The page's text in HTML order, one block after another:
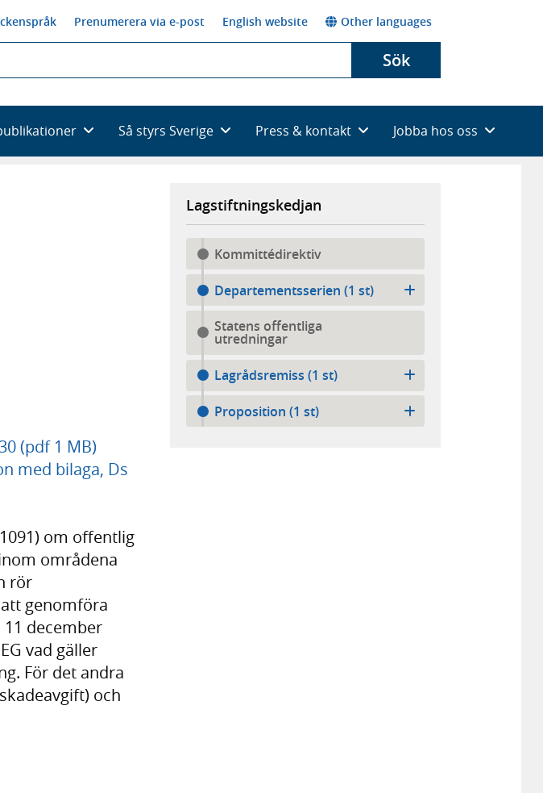
Prenumerera via e-post English website Other languages
Sök
Så styrs Sverige Press & kontakt Jobba hos oss
(pdf 1 MB)
med bilaga, Ds
om offentlig
områdena
rör
genomföra
december
vad gäller
För det andra
och
Lagstiftningskedjan
Kommittédirektiv
Departementsserien (1 st)
Statens offentliga
utredningar
Lagrådsremiss (1 st)
Proposition (1 st)